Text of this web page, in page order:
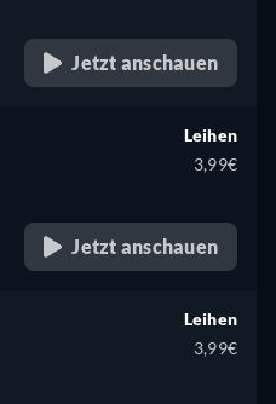
Jetzt anschauen
Leihen
3,99€
Jetzt anschauen
Leihen
3,99€